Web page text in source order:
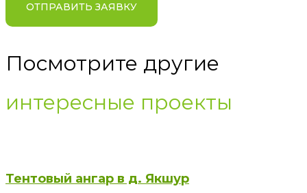
ОТПРАВИТЬ ЗАЯВКУ
Посмотрите другие
интересные проекты
Тентовый ангар в д. Якшур